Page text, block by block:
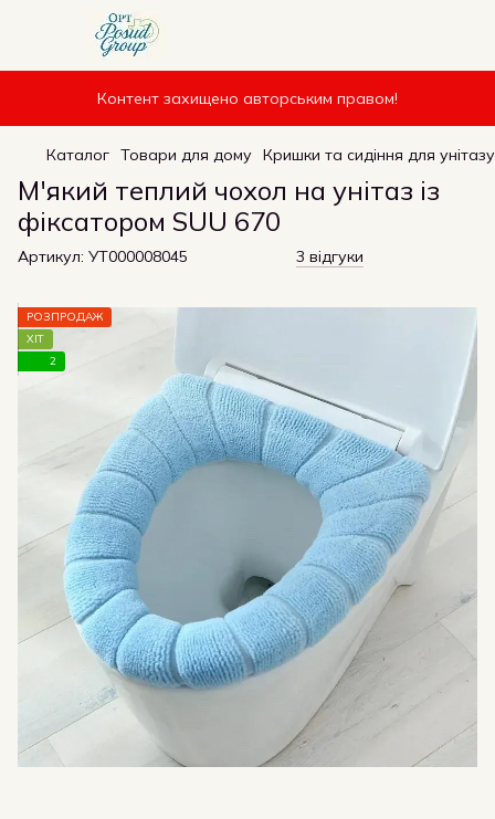
Контент захищено авторським правом!
Каталог Товари для дому Кришки та сидіння для унітазу
М'який теплий чохол на унітаз із
фіксатором SUU 670
Артикул: УТ000008045 3 відгуки
РОЗПРОДАЖ
ХІТ
2